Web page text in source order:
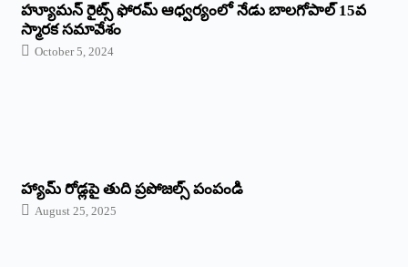
హ్యూమన్‌ రైట్స్‌ ఫోరమ్‌ ఆధ్వర్యంలో నేడు బాలగోపాల్‌ 15వ
స్మారక సమావేశం
October 5, 2024
హ్యామ్‌ రోడ్లపై తుది ప్రపోజల్స్‌ పంపండి
August 25, 2025